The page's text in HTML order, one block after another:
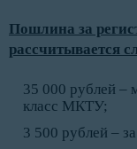
Пошлина за
рассчитывается
35 000 рублей –
класс МКТУ;
3 500 рублей –